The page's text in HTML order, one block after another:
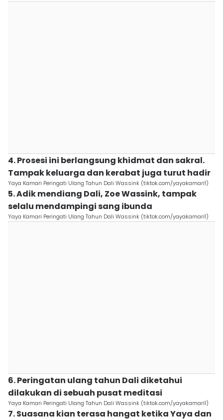
4. Prosesi ini berlangsung khidmat dan sakral.
Tampak keluarga dan kerabat juga turut hadir
Yaya Kamari Peringati Ulang Tahun Dali Wassink (tiktok.com/yayakamari1)
5. Adik mendiang Dali, Zoe Wassink, tampak
selalu mendampingi sang ibunda
Yaya Kamari Peringati Ulang Tahun Dali Wassink (tiktok.com/yayakamari1)
6. Peringatan ulang tahun Dali diketahui
dilakukan di sebuah pusat meditasi
Yaya Kamari Peringati Ulang Tahun Dali Wassink (tiktok.com/yayakamari1)
7. Suasana kian terasa hangat ketika Yaya dan